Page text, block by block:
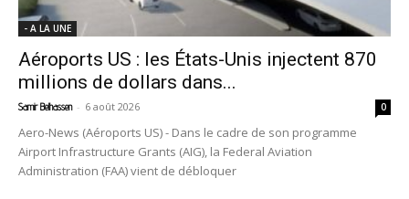
- A LA UNE
Aéroports US : les États-Unis injectent 870
millions de dollars dans...
Samir Belhassen - 6 août 2026 0
Aero-News (Aéroports US) - Dans le cadre de son programme
Airport Infrastructure Grants (AIG), la Federal Aviation
Administration (FAA) vient de débloquer